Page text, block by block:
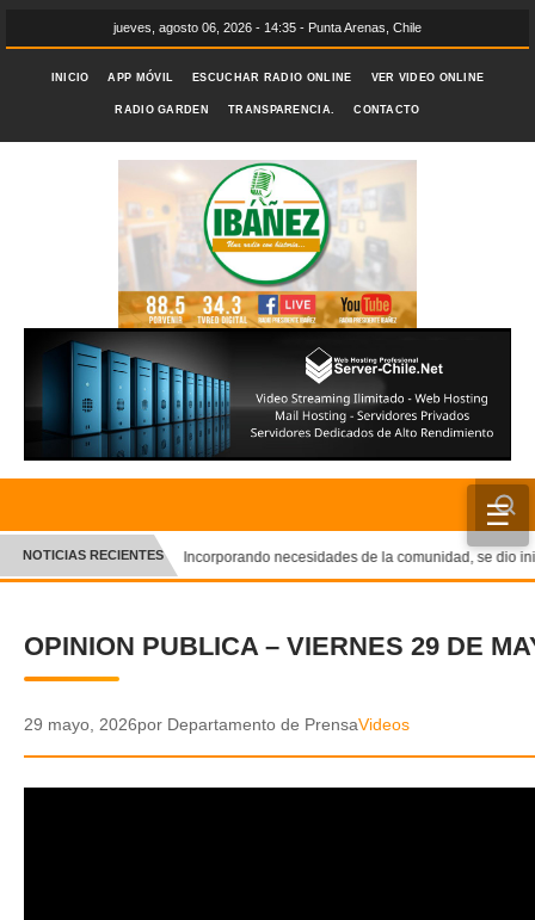
jueves, agosto 06, 2026 - 14:35 - Punta Arenas, Chile
INICIO APP MÓVIL ESCUCHAR RADIO ONLINE VER VIDEO ONLINE
RADIO GARDEN TRANSPARENCIA. CONTACTO
☰
INICIO
CRÓNICA
DEPORTES
POLICIAL
✕
NOTICIAS RECIENTES Incorporando necesidades de la comunidad, se dio
OPINION PUBLICA – VIERNES 29 DE
29 mayo, 2026por Departamento de PrensaVideos